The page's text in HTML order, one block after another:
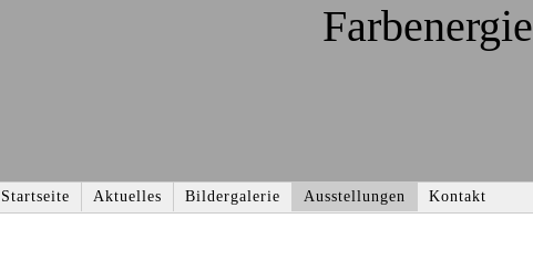
Farbenergie
Navigation
überspringen
Startseite Aktuelles Bildergalerie Ausstellungen Kontakt